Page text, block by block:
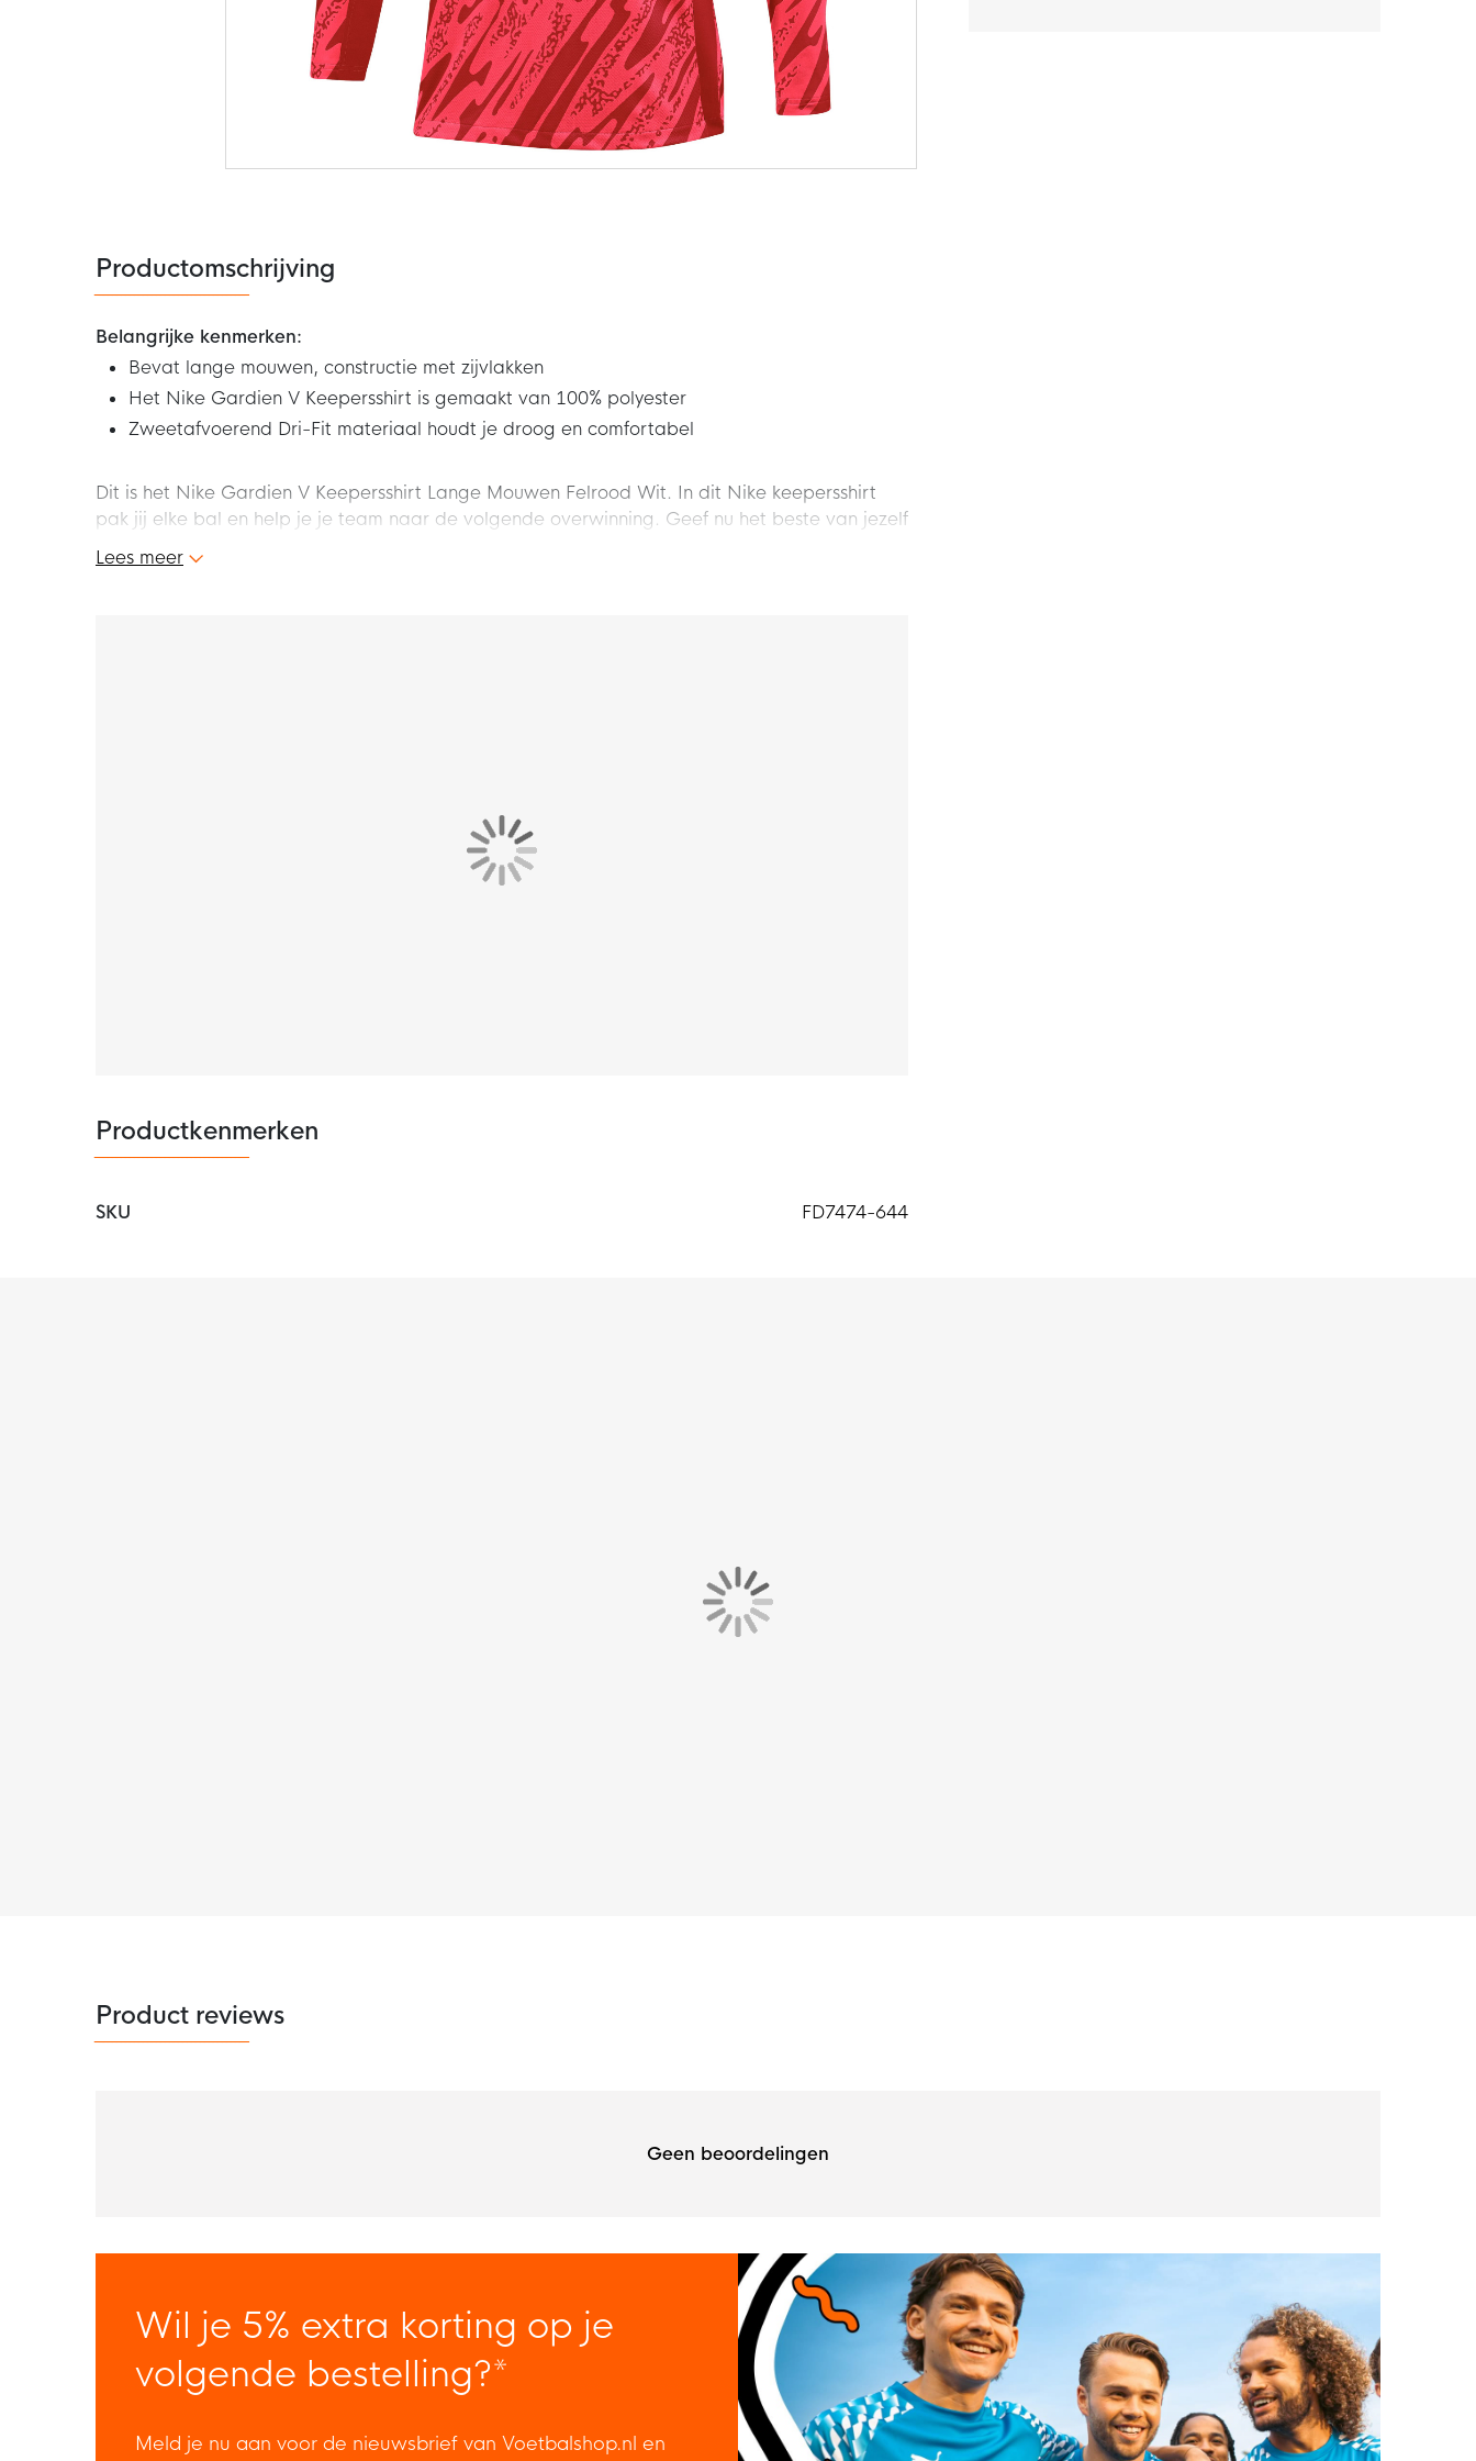
de
afbeeldingen-
gallerij
Productomschrijving
Belangrijke kenmerken:
Bevat lange mouwen, constructie met zijvlakken
Het Nike Gardien V Keepersshirt is gemaakt van 100% polyester
Zweetafvoerend Dri-Fit materiaal houdt je droog en comfortabel
Dit is het Nike Gardien V Keepersshirt Lange Mouwen Felrood Wit. In dit Nike keepersshirt
pak jij elke bal en help je je team naar de volgende overwinning. Geef nu het beste van jezelf
met het Nike Gardien V Keepersshirt!
Het Nike Gardien V keepersshirt is gemaakt van 100% polyester. De vlakken op het
keepersshirt zijn gemaakt van 89% polyester en 11% elastaan. Het materiaal bevat een Nike
Dri-FIT technologie wat zweet afvoert en je droog en comfortabel houdt tijdens het sporten.
Lees meer
Productkenmerken
SKU FD7474-644
Product reviews
Geen beoordelingen
Wil je 5% extra korting op je
volgende bestelling?*
Meld je nu aan voor de nieuwsbrief van Voetbalshop.nl en